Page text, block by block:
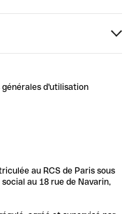
générales d'utilisation
au RCS de Paris sous
au 18 rue de Navarin,